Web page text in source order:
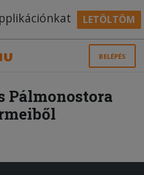
LETÖLTÖM
BELÉPÉS
Pálmonostora